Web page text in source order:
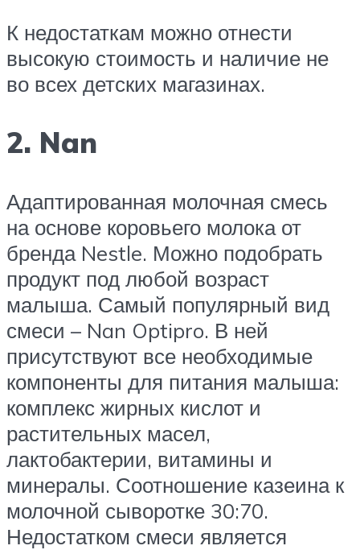
К недостаткам можно отнести
высокую стоимость и наличие не
во всех детских магазинах.
2. Nan
Адаптированная молочная смесь
на основе коровьего молока от
бренда Nestle. Можно подобрать
продукт под любой возраст
малыша. Самый популярный вид
смеси – Nan Optipro. В ней
присутствуют все необходимые
компоненты для питания малыша:
комплекс жирных кислот и
растительных масел,
лактобактерии, витамины и
минералы. Соотношение казеина к
молочной сыворотке 30:70.
Недостатком смеси является